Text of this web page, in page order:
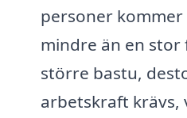
personer
mindre än en stor
större bastu,
arbetskraft krävs,